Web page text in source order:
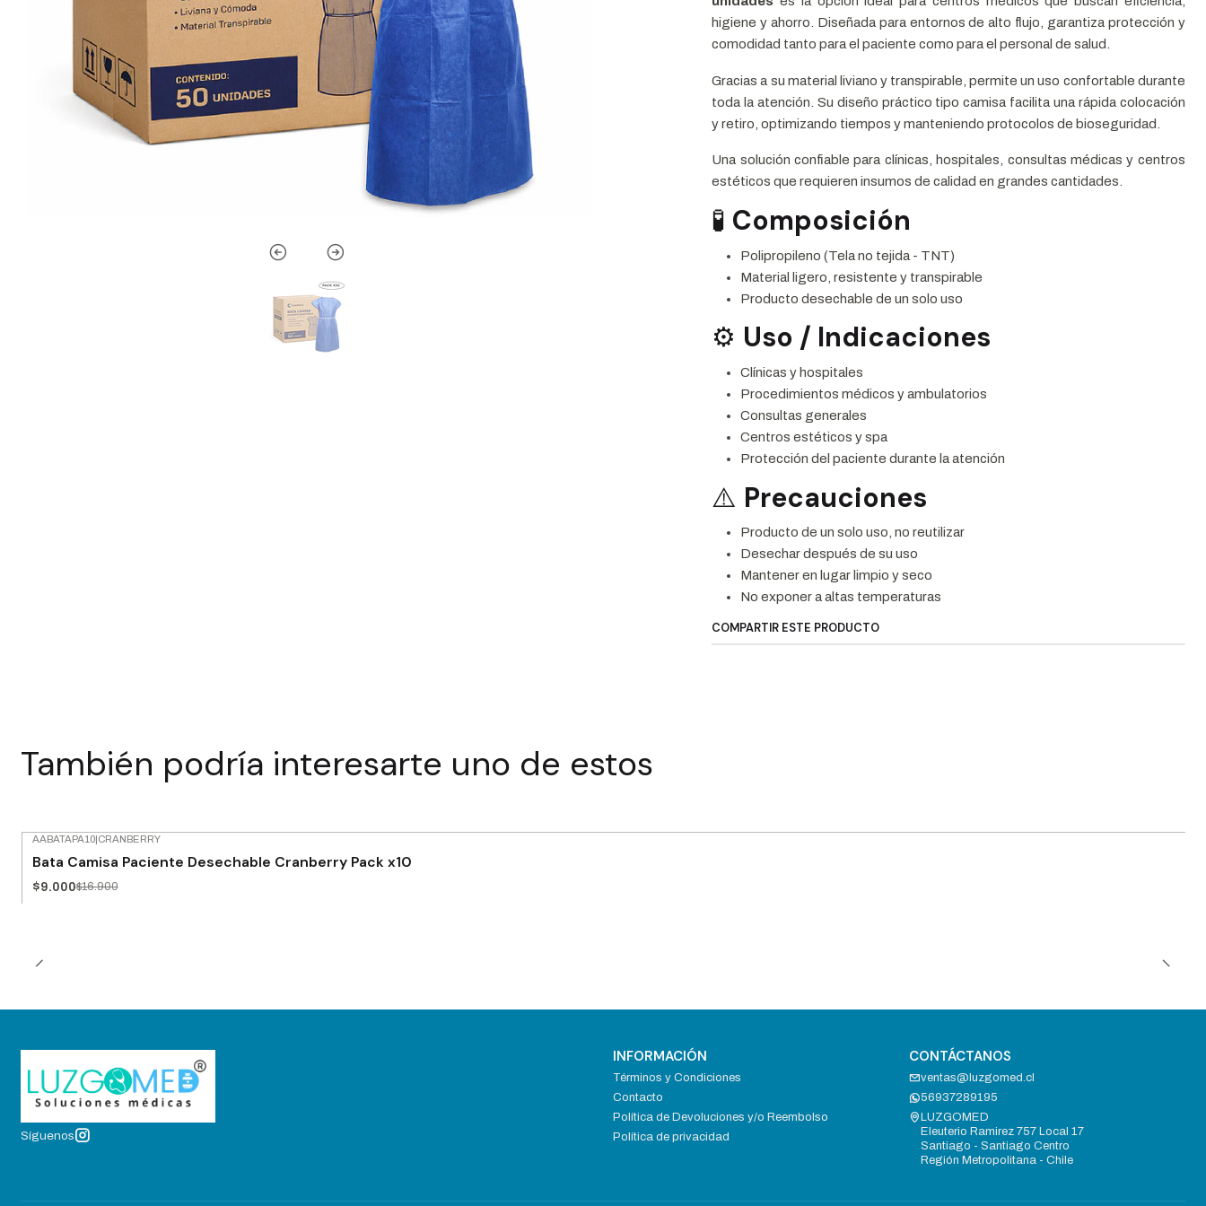
higiene y ahorro. Diseñada para entornos de alto flujo, garantiza protección y
comodidad tanto para el paciente como para el personal de salud.
Gracias a su material liviano y transpirable, permite un uso confortable durante
toda la atención. Su diseño práctico tipo camisa facilita una rápida colocación
y retiro, optimizando tiempos y manteniendo protocolos de bioseguridad.
Una solución confiable para clínicas, hospitales, consultas médicas y centros
estéticos que requieren insumos de calidad en grandes cantidades.
🧪 Composición
Polipropileno (Tela no tejida - TNT)
Material ligero, resistente y transpirable
Producto desechable de un solo uso
⚙️ Uso / Indicaciones
Clínicas y hospitales
Procedimientos médicos y ambulatorios
Consultas generales
Centros estéticos y spa
Protección del paciente durante la atención
⚠️ Precauciones
Producto de un solo uso, no reutilizar
Desechar después de su uso
Mantener en lugar limpio y seco
No exponer a altas temperaturas
COMPARTIR ESTE PRODUCTO
También podría interesarte uno de estos
AABATAPA10|CRANBERRY
Bata Camisa Paciente Desechable Cranberry Pack x10
$9.000$16.900
Síguenos
INFORMACIÓN
Términos y Condiciones
Contacto
Política de Devoluciones y/o Reembolso
Política de privacidad
CONTÁCTANOS
ventas@luzgomed.cl
56937289195
LUZGOMED
Eleuterio Ramirez 757 Local 17
Santiago - Santiago Centro
Región Metropolitana - Chile